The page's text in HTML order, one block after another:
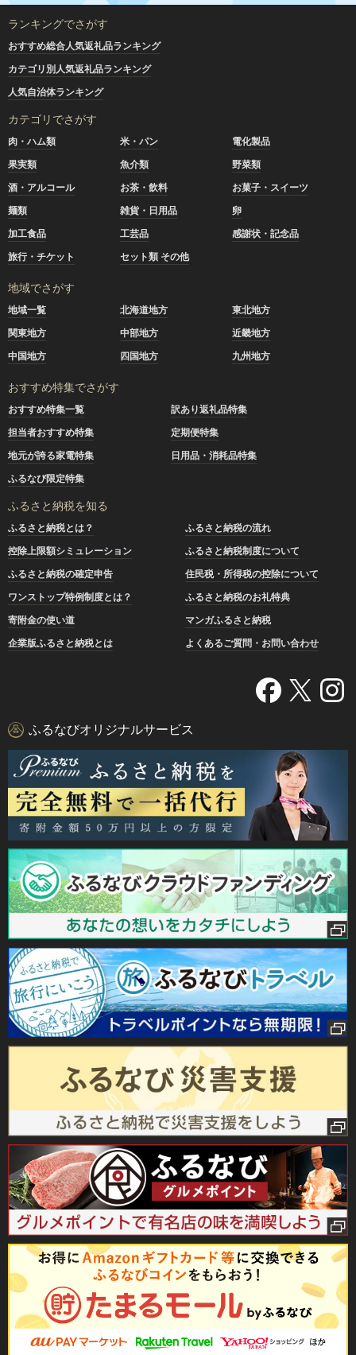
ランキングでさがす
おすすめ総合人気返礼品ランキング
カテゴリ別人気返礼品ランキング
人気自治体ランキング
カテゴリでさがす
肉・ハム類 米・パン
電化製品
果実類
魚介類
野菜類
酒・アルコール
お茶・飲料
お菓子・スイーツ
麺類
雑貨・日用品
卵
加工食品
工芸品
感謝状・記念品
旅行・チケット
セット類 その他
地域でさがす
地域一覧 北海道地方
東北地方
関東地方
中部地方
近畿地方
中国地方
四国地方 九州地方
おすすめ特集でさがす
おすすめ特集一覧
訳あり返礼品特集
担当者おすすめ特集
定期便特集
地元が誇る家電特集
日用品・消耗品特集
ふるなび限定特集
ふるさと納税を知る
ふるさと納税とは？
ふるさと納税の流れ
控除上限額シミュレーション
ふるさと納税制度について
ふるさと納税の確定申告
住民税・所得税の控除について
ワンストップ特例制度とは？
ふるさと納税のお礼特典
寄附金の使い道
マンガふるさと納税
企業版ふるさと納税とは
よくあるご質問・お問い合わせ
ふるなびオリジナルサービス